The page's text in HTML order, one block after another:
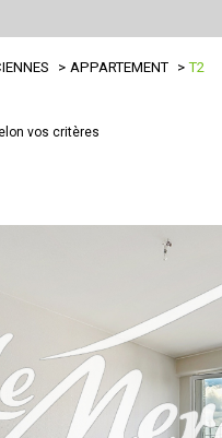
APPARTEMENT T2
vos critères